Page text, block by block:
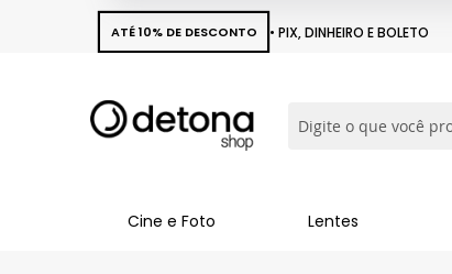
ATÉ 10% DE DESCONTO • PIX, DINHEIRO E BOLETO
Busca
Cine e Foto Lentes